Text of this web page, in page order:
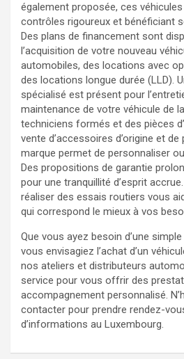
également proposée, ces
contrôles rigoureux et bénéficiant
Des plans de financement sont
l’acquisition de votre nouveau
automobiles, des locations avec
des locations longue durée (LLD).
spécialisé est présent pour
maintenance de votre véhicule de
techniciens formés et des pièces
vente d’accessoires d’origine et
marque permet de personnaliser
Des propositions de garantie
pour une tranquillité d’esprit
réaliser des essais routiers vous
qui correspond le mieux à vos
Que vous ayez besoin d’une
vous envisagiez l’achat d’un
nos ateliers et distributeurs
service pour vous offrir des
accompagnement personnalisé.
contacter pour prendre rendez-
d’informations au Luxembourg.